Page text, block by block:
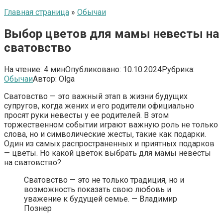
Главная страница » Обычаи
Выбор цветов для мамы невесты на
сватовство
На чтение: 4 минОпубликовано: 10.10.2024Рубрика:
ОбычаиАвтор: Olga
Сватовство — это важный этап в жизни будущих
супругов, когда жених и его родители официально
просят руки невесты у ее родителей. В этом
торжественном событии играют важную роль не только
слова, но и символические жесты, такие как подарки.
Один из самых распространенных и приятных подарков
— цветы. Но какой цветок выбрать для мамы невесты
на сватовство?
Сватовство — это не только традиция, но и
возможность показать свою любовь и
уважение к будущей семье. — Владимир
Познер